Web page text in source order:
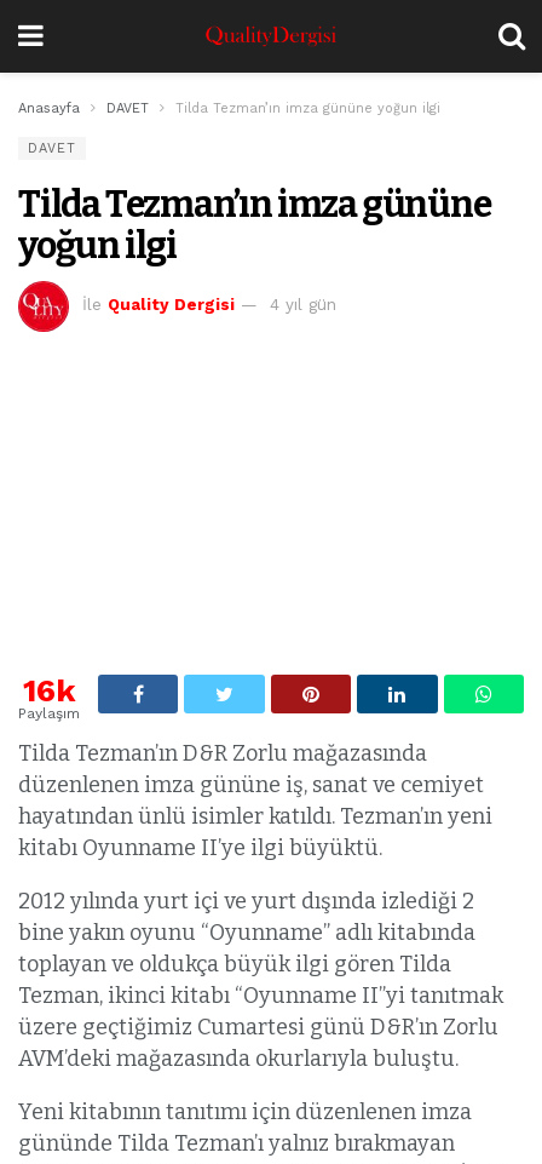
Anasayfa DAVET Tilda Tezman’ın imza gününe yoğun ilgi
DAVET
Tilda Tezman’ın imza gününe
yoğun ilgi
İle Quality Dergisi 4 yıl gün
16k
Paylaşım
Tilda Tezman’ın D&R Zorlu mağazasında
düzenlenen imza gününe iş, sanat ve cemiyet
hayatından ünlü isimler katıldı. Tezman’ın yeni
kitabı Oyunname II’ye ilgi büyüktü.
2012 yılında yurt içi ve yurt dışında izlediği 2
bine yakın oyunu “Oyunname” adlı kitabında
toplayan ve oldukça büyük ilgi gören Tilda
Tezman, ikinci kitabı “Oyunname II”yi tanıtmak
üzere geçtiğimiz Cumartesi günü D&R’ın Zorlu
AVM’deki mağazasında okurlarıyla buluştu.
Yeni kitabının tanıtımı için düzenlenen imza
gününde Tilda Tezman’ı yalnız bırakmayan